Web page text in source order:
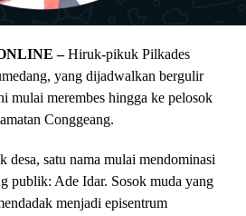
–Hiruk-pikuk Pilkades
yang dijadwalkan bergulir
mulai merembes hingga ke pelosok
Conggeang.
satu nama mulai mendominasi
publik: Ade Idar. Sosok muda yang
menjadi episentrum